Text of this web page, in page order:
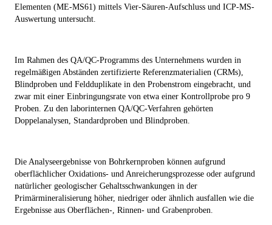
Elementen (ME-MS61) mittels Vier-Säuren-Aufschluss und ICP-MS-
Auswertung untersucht.
Im Rahmen des QA/QC-Programms des Unternehmens wurden in
regelmäßigen Abständen zertifizierte Referenzmaterialien (CRMs),
Blindproben und Feldduplikate in den Probenstrom eingebracht, und
zwar mit einer Einbringungsrate von etwa einer Kontrollprobe pro 9
Proben. Zu den laborinternen QA/QC-Verfahren gehörten
Doppelanalysen, Standardproben und Blindproben.
Die Analyseergebnisse von Bohrkernproben können aufgrund
oberflächlicher Oxidations- und Anreicherungsprozesse oder aufgrund
natürlicher geologischer Gehaltsschwankungen in der
Primärmineralisierung höher, niedriger oder ähnlich ausfallen wie die
Ergebnisse aus Oberflächen-, Rinnen- und Grabenproben.